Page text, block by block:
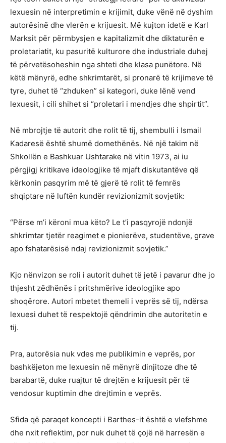
lexuesin në interpretimin e krijimit, duke vënë në dyshim
autorësinë dhe vlerën e krijuesit. Më kujton idetë e Karl
Marksit për përmbysjen e kapitalizmit dhe diktaturën e
proletariatit, ku pasuritë kulturore dhe industriale duhej
të përvetësoheshin nga shteti dhe klasa punëtore. Në
këtë mënyrë, edhe shkrimtarët, si pronarë të krijimeve të
tyre, duhet të “zhduken” si kategori, duke lënë vend
lexuesit, i cili shihet si “proletari i mendjes dhe shpirtit”.
Në mbrojtje të autorit dhe rolit të tij, shembulli i Ismail
Kadaresë është shumë domethënës. Në një takim në
Shkollën e Bashkuar Ushtarake në vitin 1973, ai iu
përgjigj kritikave ideologjike të mjaft diskutantëve që
kërkonin pasqyrim më të gjerë të rolit të femrës
shqiptare në luftën kundër revizionizmit sovjetik:
“Përse m’i këroni mua këto? Le t’i pasqyrojë ndonjë
shkrimtar tjetër reagimet e pionierëve, studentëve, grave
apo fshatarësisë ndaj revizionizmit sovjetik.”
Kjo nënvizon se roli i autorit duhet të jetë i pavarur dhe jo
thjesht zëdhënës i pritshmërive ideologjike apo
shoqërore. Autori mbetet themeli i veprës së tij, ndërsa
lexuesi duhet të respektojë qëndrimin dhe autoritetin e
tij.
Pra, autorësia nuk vdes me publikimin e veprës, por
bashkëjeton me lexuesin në mënyrë dinjitoze dhe të
barabartë, duke ruajtur të drejtën e krijuesit për të
vendosur kuptimin dhe drejtimin e veprës.
Sfida që paraqet koncepti i Barthes-it është e vlefshme
dhe nxit reflektim, por nuk duhet të çojë në harresën e